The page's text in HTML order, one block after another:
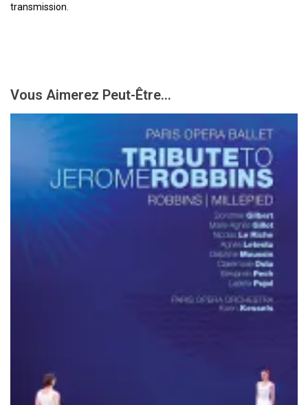
transmission.
Vous Aimerez Peut-Être...